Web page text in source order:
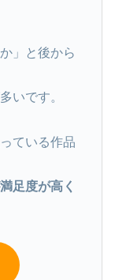
」と後から
いです。
ている作品
足度が高く